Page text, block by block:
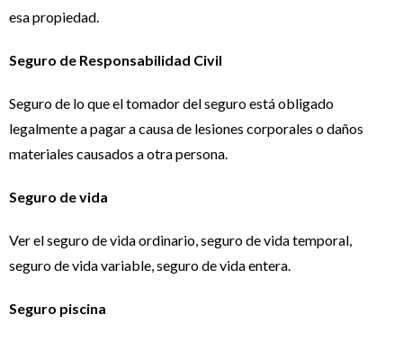
esa propiedad.
Seguro de Responsabilidad Civil
Seguro de lo que el tomador del seguro está obligado
legalmente a pagar a causa de lesiones corporales o daños
materiales causados ​​a otra persona.
Seguro de vida
Ver el seguro de vida ordinario, seguro de vida temporal,
seguro de vida variable, seguro de vida entera.
Seguro piscina